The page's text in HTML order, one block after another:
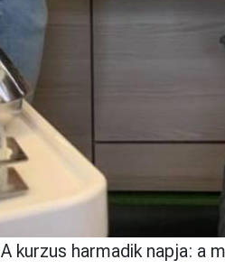
A kurzus harmadik napja: a